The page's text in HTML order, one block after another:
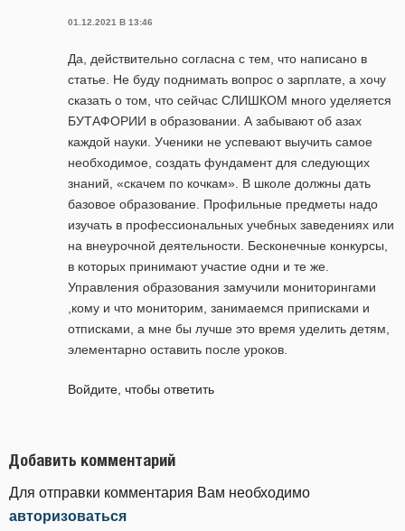
01.12.2021 В 13:46
Да, действительно согласна с тем, что написано в
статье. Не буду поднимать вопрос о зарплате, а хочу
сказать о том, что сейчас СЛИШКОМ много уделяется
БУТАФОРИИ в образовании. А забывают об азах
каждой науки. Ученики не успевают выучить самое
необходимое, создать фундамент для следующих
знаний, «скачем по кочкам». В школе должны дать
базовое образование. Профильные предметы надо
изучать в профессиональных учебных заведениях или
на внеурочной деятельности. Бесконечные конкурсы,
в которых принимают участие одни и те же.
Управления образования замучили мониторингами
,кому и что мониторим, занимаемся приписками и
отписками, а мне бы лучше это время уделить детям,
элементарно оставить после уроков.
Войдите, чтобы ответить
Добавить комментарий
Для отправки комментария Вам необходимо
авторизоваться